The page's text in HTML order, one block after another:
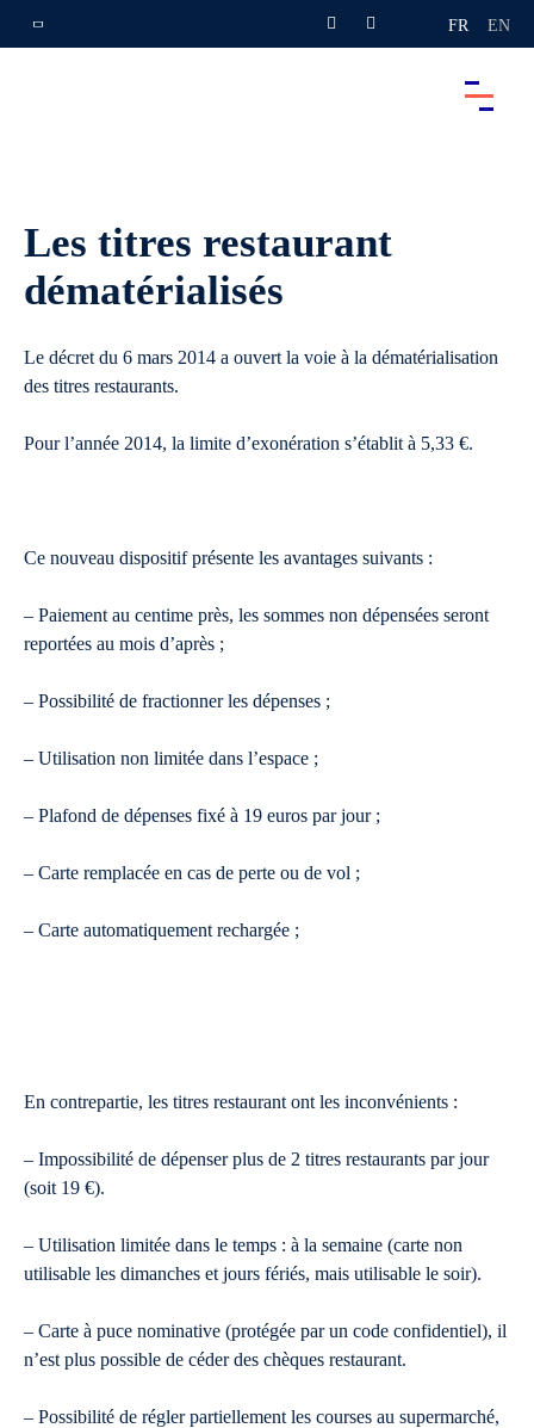
FR EN
Les titres restaurant
dématérialisés
Le décret du 6 mars 2014 a ouvert la voie à la dématérialisation
des titres restaurants.
Pour l’année 2014, la limite d’exonération s’établit à 5,33 €.
Ce nouveau dispositif présente les avantages suivants :
– Paiement au centime près, les sommes non dépensées seront
reportées au mois d’après ;
– Possibilité de fractionner les dépenses ;
– Utilisation non limitée dans l’espace ;
– Plafond de dépenses fixé à 19 euros par jour ;
– Carte remplacée en cas de perte ou de vol ;
– Carte automatiquement rechargée ;
En contrepartie, les titres restaurant ont les inconvénients :
– Impossibilité de dépenser plus de 2 titres restaurants par jour
(soit 19 €).
– Utilisation limitée dans le temps : à la semaine (carte non
utilisable les dimanches et jours fériés, mais utilisable le soir).
– Carte à puce nominative (protégée par un code confidentiel), il
n’est plus possible de céder des chèques restaurant.
– Possibilité de régler partiellement les courses au supermarché,